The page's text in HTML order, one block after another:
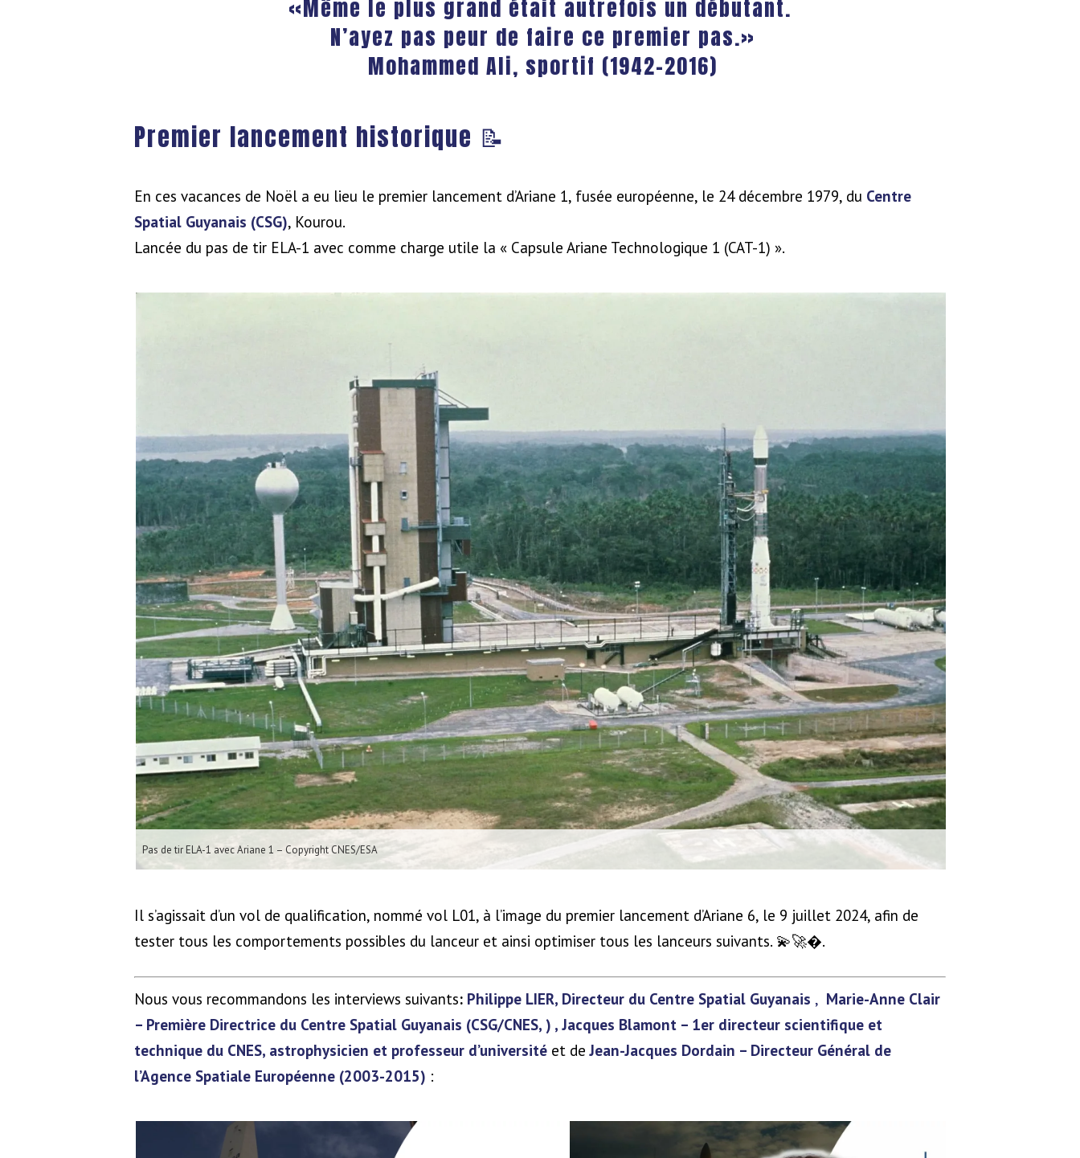
«Même le plus grand était autrefois un débutant.
N’ayez pas peur de faire ce premier pas.»
Mohammed Ali, sportif (1942-2016)
Premier lancement historique 📝
En ces vacances de Noël a eu lieu le premier lancement d’Ariane 1, fusée européenne, le 24 décembre 1979, du Centre
Spatial Guyanais (CSG), Kourou.
Lancée du pas de tir ELA-1 avec comme charge utile la « Capsule Ariane Technologique 1 (CAT-1) ».
Pas de tir ELA-1 avec Ariane 1 – Copyright CNES/ESA
Il s’agissait d’un vol de qualification, nommé vol L01, à l’image du premier lancement d’Ariane 6, le 9 juillet 2024, afin de
tester tous les comportements possibles du lanceur et ainsi optimiser tous les lanceurs suivants. 💫🚀�.
Nous vous recommandons les interviews suivants:Philippe LIER, Directeur du Centre Spatial Guyanais , Marie-Anne Clair
– Première Directrice du Centre Spatial Guyanais (CSG/CNES, ) , Jacques Blamont – 1er directeur scientifique et
technique du CNES, astrophysicien et professeur d’universitéet deJean-Jacques Dordain – Directeur Général de
l’Agence Spatiale Européenne (2003-2015) :